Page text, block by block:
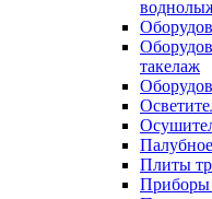
такелаж
Плиты
Приборы